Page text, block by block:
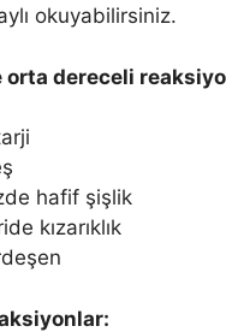
okuyabilirsiniz.
orta dereceli
hafif şişlik
kızarıklık